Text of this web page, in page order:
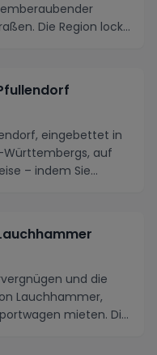
Die Region lockt
eingebettet in
Württembergs, auf
– indem Sie...
und die
Lauchhammer,
mieten. Die